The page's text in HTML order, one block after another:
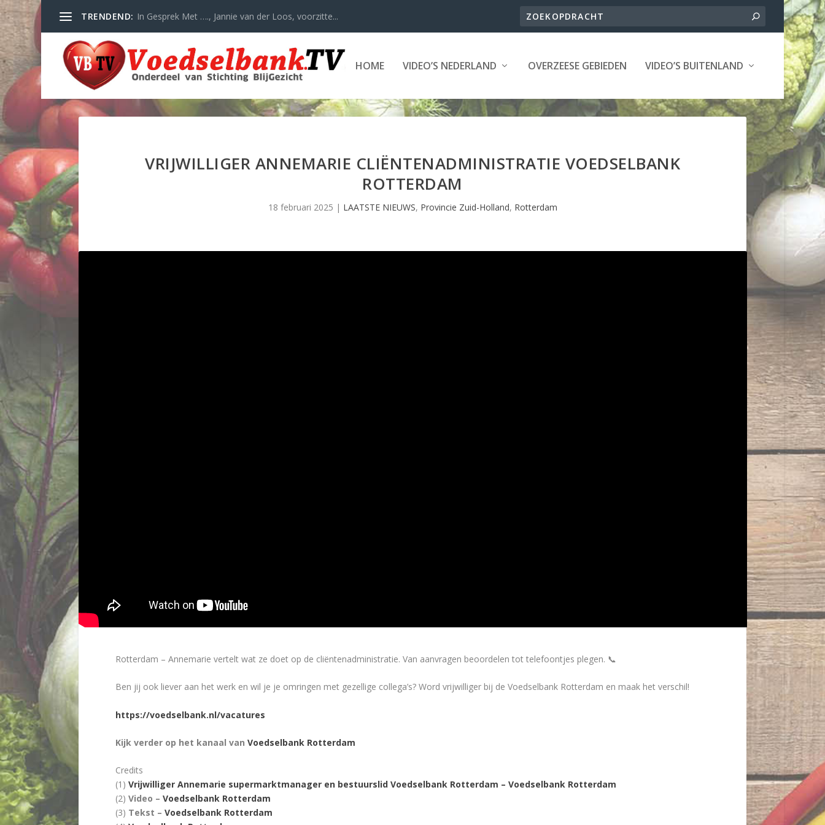
TRENDEND: In Gesprek Met …., Jannie van der Loos, voorzitte...
HOME VIDEO’S NEDERLAND OVERZEESE GEBIEDEN VIDEO’S BUITENLAND
VRIJWILLIGER ANNEMARIE CLIËNTENADMINISTRATIE VOEDSELBANK
ROTTERDAM
18 februari 2025 | LAATSTE NIEUWS, Provincie Zuid-Holland, Rotterdam
Rotterdam – Annemarie vertelt wat ze doet op de cliëntenadministratie. Van aanvragen beoordelen tot telefoontjes plegen. 📞
Ben jij ook liever aan het werk en wil je je omringen met gezellige collega’s? Word vrijwilliger bij de Voedselbank Rotterdam en maak het verschil!
https://voedselbank.nl/vacatures
Kijk verder op het kanaal van Voedselbank Rotterdam
Credits
(1) Vrijwilliger Annemarie supermarktmanager en bestuurslid Voedselbank Rotterdam – Voedselbank Rotterdam
(2) Video – Voedselbank Rotterdam
(3) Tekst – Voedselbank Rotterdam